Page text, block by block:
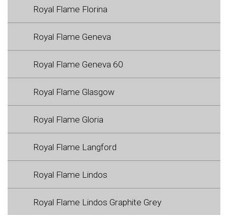
Royal Flame Florina
Royal Flame Geneva
Royal Flame Geneva 60
Royal Flame Glasgow
Royal Flame Gloria
Royal Flame Langford
Royal Flame Lindos
Royal Flame Lindos Graphite Grey